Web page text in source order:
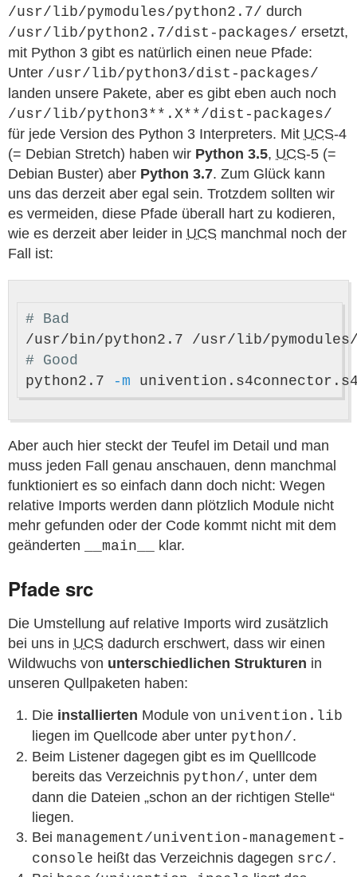
/usr/lib/pymodules/python2.7/ durch
/usr/lib/python2.7/dist-packages/ ersetzt,
mit Python 3 gibt es natürlich einen neue Pfade:
Unter /usr/lib/python3/dist-packages/
landen unsere Pakete, aber es gibt eben auch noch
/usr/lib/python3**.X**/dist-packages/
für jede Version des Python 3 Interpreters. Mit UCS-4
(= Debian Stretch) haben wir Python 3.5, UCS-5 (=
Debian Buster) aber Python 3.7. Zum Glück kann
uns das derzeit aber egal sein. Trotzdem sollten wir
es vermeiden, diese Pfade überall hart zu kodieren,
wie es derzeit aber leider in UCS manchmal noch der
Fall ist:
# Bad
# Good
python2.7
-m
Aber auch hier steckt der Teufel im Detail und man
muss jeden Fall genau anschauen, denn manchmal
funktioniert es so einfach dann doch nicht: Wegen
relative Imports werden dann plötzlich Module nicht
mehr gefunden oder der Code kommt nicht mit dem
geänderten
__main__ klar.
Pfade src
Die Umstellung auf relative Imports wird zusätzlich
bei uns in UCS dadurch erschwert, dass wir einen
Wildwuchs von unterschiedlichen Strukturen in
unseren Qullpaketen haben:
Die installierten Module von univention.lib
liegen im Quellcode aber unter python/.
Beim Listener dagegen gibt es im Quelllcode
bereits das Verzeichnis python/, unter dem
dann die Dateien „schon an der richtigen Stelle“
liegen.
Bei management/univention-management-
console heißt das Verzeichnis dagegen src/.